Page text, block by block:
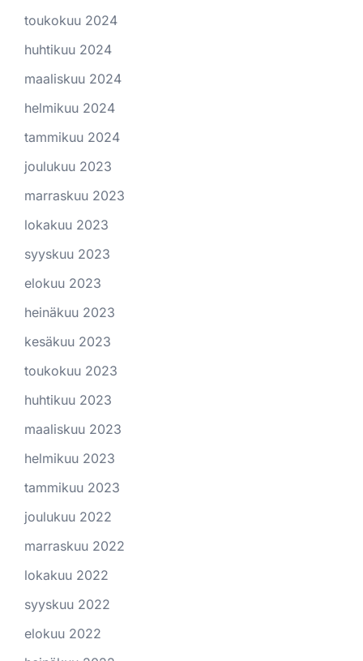
toukokuu 2024
huhtikuu 2024
maaliskuu 2024
helmikuu 2024
tammikuu 2024
joulukuu 2023
marraskuu 2023
lokakuu 2023
syyskuu 2023
elokuu 2023
heinäkuu 2023
kesäkuu 2023
toukokuu 2023
huhtikuu 2023
maaliskuu 2023
helmikuu 2023
tammikuu 2023
joulukuu 2022
marraskuu 2022
lokakuu 2022
syyskuu 2022
elokuu 2022